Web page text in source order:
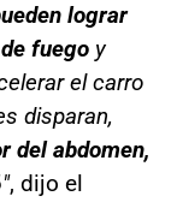
lograr
fuego y
el carro
disparan,
del abdomen,
", dijo el